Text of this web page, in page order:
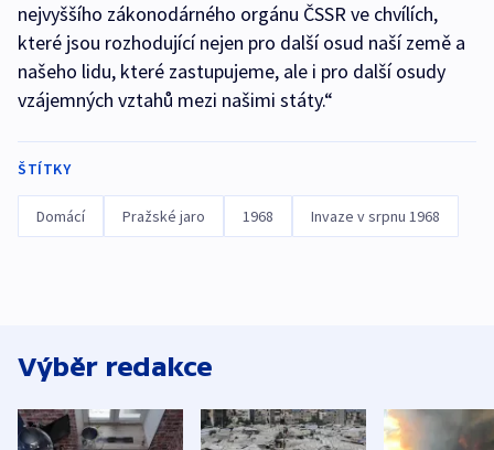
nejvyššího zákonodárného orgánu ČSSR ve chvílích,
které jsou rozhodující nejen pro další osud naší země a
našeho lidu, které zastupujeme, ale i pro další osudy
vzájemných vztahů mezi našimi státy.“
ŠTÍTKY
Domácí Pražské jaro 1968 Invaze v srpnu 1968
Výběr redakce